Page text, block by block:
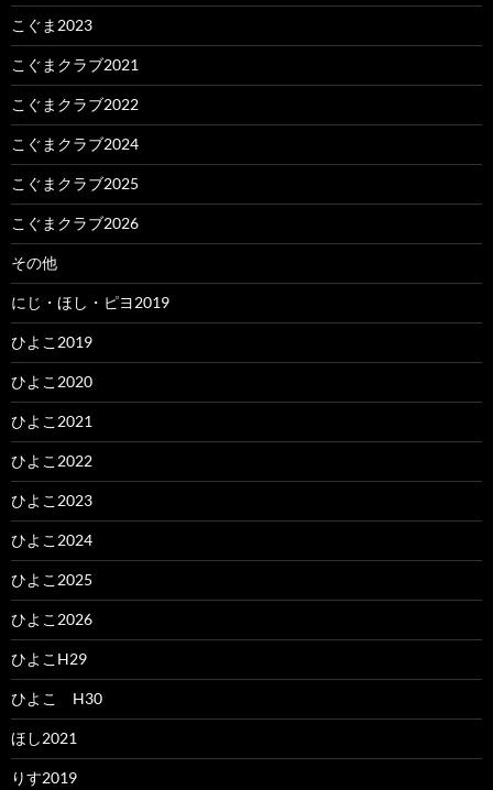
こぐま2023
こぐまクラブ2021
こぐまクラブ2022
こぐまクラブ2024
こぐまクラブ2025
こぐまクラブ2026
その他
にじ・ほし・ピヨ2019
ひよこ2019
ひよこ2020
ひよこ2021
ひよこ2022
ひよこ2023
ひよこ2024
ひよこ2025
ひよこ2026
ひよこH29
ひよこ H30
ほし2021
りす2019